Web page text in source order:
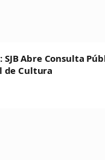
SJB Abre Consulta
de Cultura